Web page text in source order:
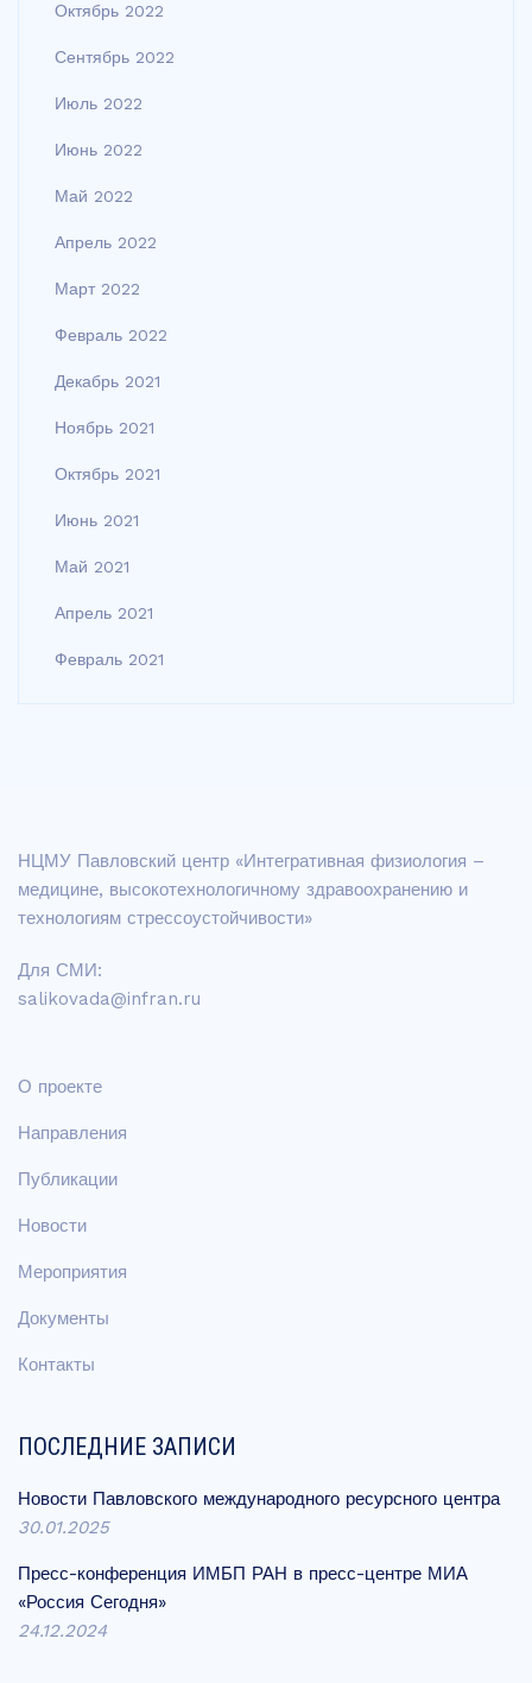
Октябрь 2022
Сентябрь 2022
Июль 2022
Июнь 2022
Май 2022
Апрель 2022
Март 2022
Февраль 2022
Декабрь 2021
Ноябрь 2021
Октябрь 2021
Июнь 2021
Май 2021
Апрель 2021
Февраль 2021
НЦМУ Павловский центр «Интегративная физиология –
медицине, высокотехнологичному здравоохранению и
технологиям стрессоустойчивости»
Для СМИ:
salikovada@infran.ru
О проекте
Направления
Публикации
Новости
Мероприятия
Документы
Контакты
ПОСЛЕДНИЕ ЗАПИСИ
Новости Павловского международного ресурсного центра
30.01.2025
Пресс-конференция ИМБП РАН в пресс-центре МИА
«Россия Сегодня»
24.12.2024